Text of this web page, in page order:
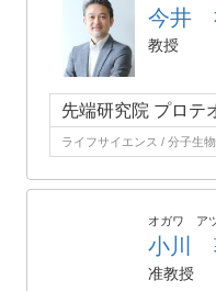
今井
教授
先端研究院 プロテ
ライフサイエンス / 分子生
オガワ ア
小川
准教授